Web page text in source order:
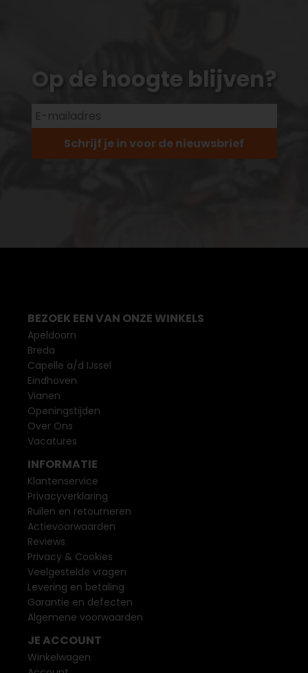
Op de hoogte blijven?
Schrijf je in voor de nieuwsbrief
BEZOEK EEN VAN ONZE WINKELS
Apeldoorn
Breda
Capelle a/d IJssel
Eindhoven
Vianen
Openingstijden
Over Ons
Vacatures
INFORMATIE
Klantenservice
Privacyverklaring
Ruilen en retourneren
Actievoorwaarden
Reviews
Privacy & Cookies
Veelgestelde vragen
Levering en betaling
Garantie en defecten
Algemene voorwaarden
JE ACCOUNT
Winkelwagen